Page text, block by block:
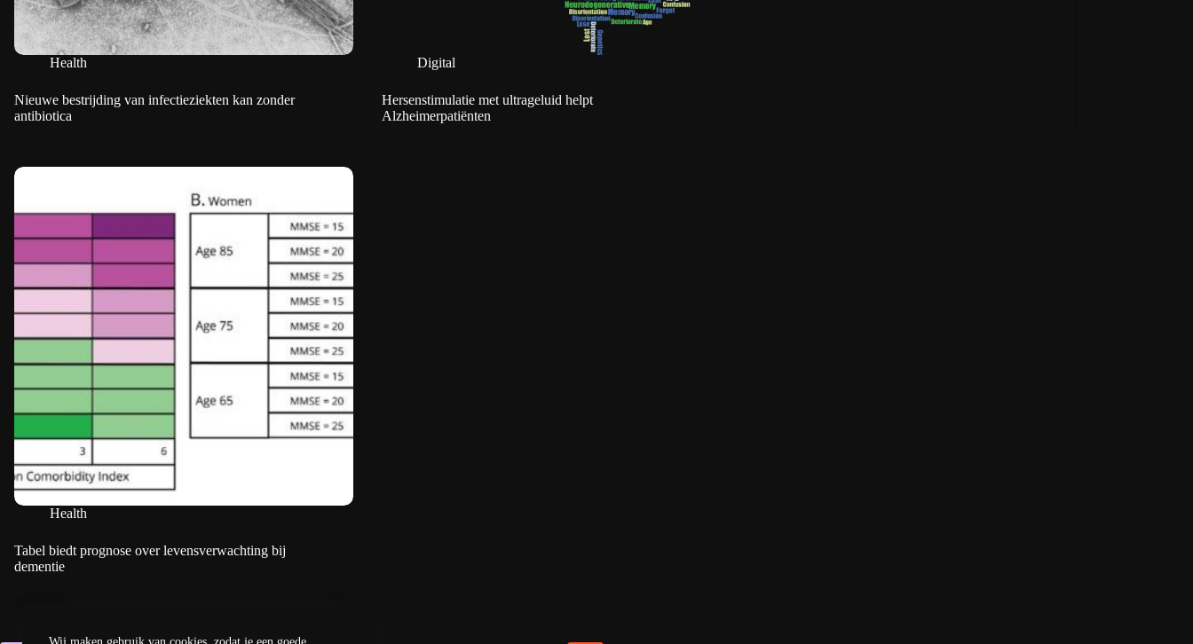
Health
Nieuwe bestrijding van infectieziekten kan zonder
antibiotica
Digital
Hersenstimulatie met ultrageluid helpt
Alzheimerpatiënten
Health
Tabel biedt prognose over levensverwachting bij
dementie